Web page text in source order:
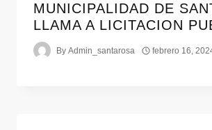
MUNICIPALIDAD DE
LLAMA A LICITACION
By Admin_santarosa febrero 16,